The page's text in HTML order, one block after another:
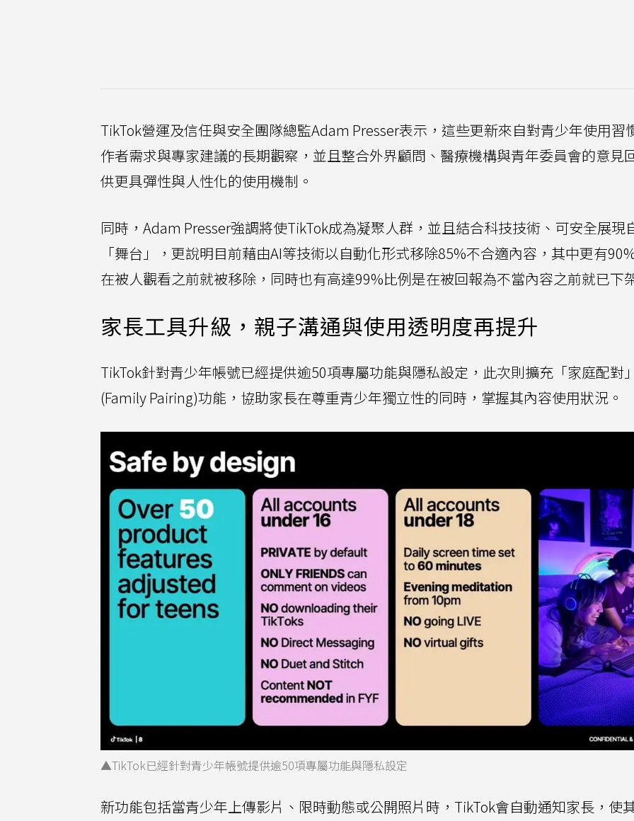
TikTok營運及信任與安全團隊總監Adam Presser表示，這些更新來自對青少年使用習
作者需求與專家建議的長期觀察，並且整合外界顧問、醫療機構與青年委員會的意見
供更具彈性與人性化的使用機制。
同時，Adam Presser強調將使TikTok成為凝聚人群，並且結合科技技術、可安全展現
「舞台」，更說明目前藉由AI等技術以自動化形式移除85%不合適內容，其中更有
在被人觀看之前就被移除，同時也有高達99%比例是在被回報為不當內容之前就已下
家長工具升級，親子溝通與使用透明度再提升
TikTok針對青少年帳號已經提供逾50項專屬功能與隱私設定，此次則擴充「家庭配對
(Family Pairing)功能，協助家長在尊重青少年獨立性的同時，掌握其內容使用狀況。
▲TikTok已經針對青少年帳號提供逾50項專屬功能與隱私設定
新功能包括當青少年上傳影片、限時動態或公開照片時，TikTok會自動通知家長，使